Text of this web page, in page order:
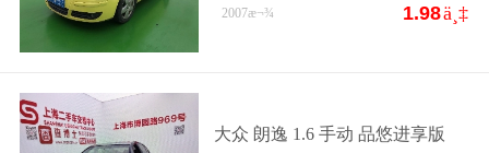
1.98ä¸‡
2007æ¬¾
大众 朗逸 1.6 手动 品悠进享版